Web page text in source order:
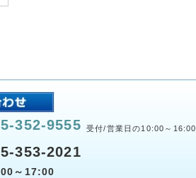
352-9555 受付/営業日の10:00～16:00
353-2021
～17:00